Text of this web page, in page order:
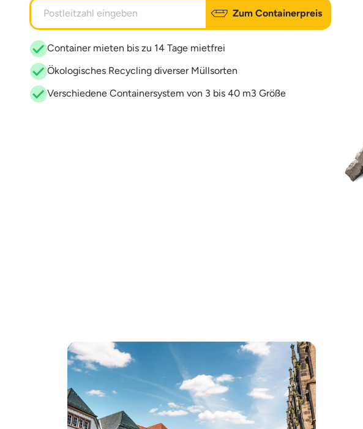
Zum Containerpreis
Container mieten bis zu 14 Tage mietfrei
Ökologisches Recycling diverser Müllsorten
Verschiedene Containersystem von 3 bis 40 m3 Größe